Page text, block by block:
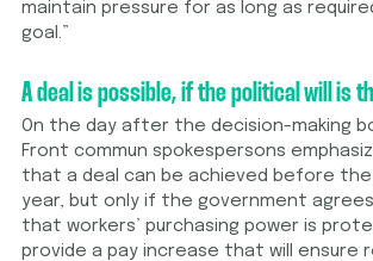
maintain pressure for as long as
goal.”
A deal is possible, if the political will is
On the day after the decision-making
Front commun spokespersons
that a deal can be achieved before
year, but only if the government
that workers’ purchasing power is
provide a pay increase that will ensure